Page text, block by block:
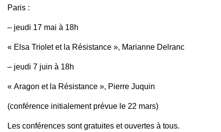
Paris :
– jeudi 17 mai à 18h
« Elsa Triolet et la Résistance », Marianne Delranc
– jeudi 7 juin à 18h
« Aragon et la Résistance », Pierre Juquin
(conférence initialement prévue le 22 mars)
Les conférences sont gratuites et ouvertes à tous.